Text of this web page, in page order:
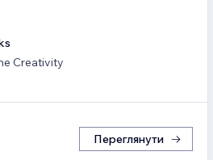
Creativity
Переглянути